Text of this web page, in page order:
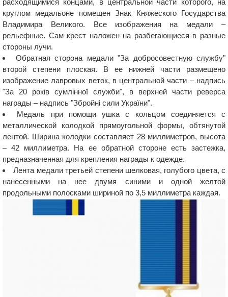
расходящимися концами, в центральной части которого, на
круглом медальоне помещен Знак Княжеского Государства
Владимира Великого. Все изображения на медали –
рельефные. Сам крест наложен на разбегающиеся в разные
стороны лучи.
Обратная сторона медали "За добросовестную службу"
второй степени плоская. В ее нижней части размещено
изображение лавровых веток, в центральной части – надпись
"За 20 років сумлінної служби", в верхней части реверса
награды – надпись "Збройні сили України".
Медаль при помощи ушка с кольцом соединяется с
металлической колодкой прямоугольной формы, обтянутой
лентой. Ширина колодки составляет 28 миллиметров, высота
– 42 миллиметра. На ее обратной стороне есть застежка,
предназначенная для крепления награды к одежде.
Лента медали третьей степени шелковая, голубого цвета, с
нанесенными на нее двумя синими и одной желтой
продольными полосками шириной по 3,5 миллиметра каждая.